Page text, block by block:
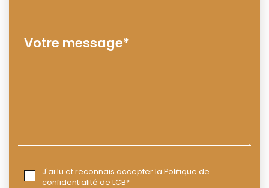
J'ai lu et reconnais accepter la Politique de
confidentialité de LCB*